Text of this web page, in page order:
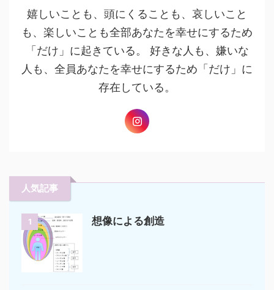
嬉しいことも、頭にくることも、哀しいこと
も、楽しいことも全部あなたを幸せにするため
「だけ」に起きている。 好きな人も、嫌いな
人も、全員あなたを幸せにするため「だけ」に
存在している。
人気記事
1 想像による創造